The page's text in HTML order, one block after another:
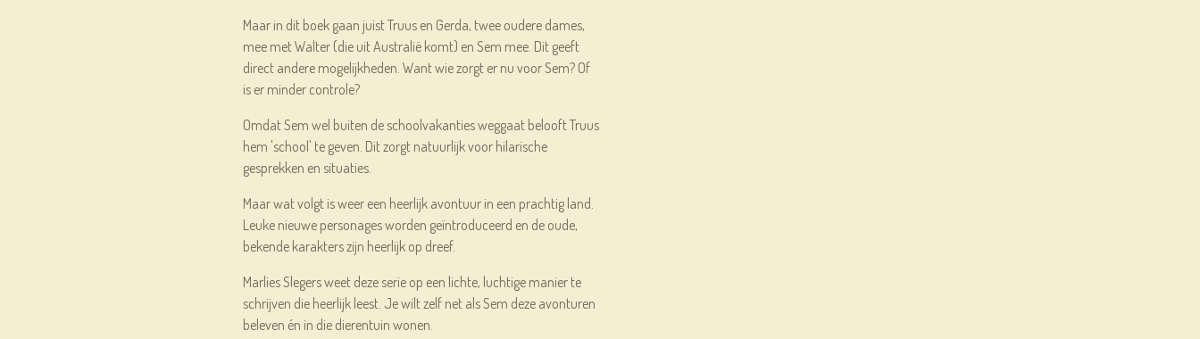
Maar in dit boek gaan juist Truus en Gerda, twee oudere dames,
mee met Walter (die uit Australië komt) en Sem mee. Dit geeft
direct andere mogelijkheden. Want wie zorgt er nu voor Sem? Of
is er minder controle?
Omdat Sem wel buiten de schoolvakanties weggaat belooft Truus
hem 'school' te geven. Dit zorgt natuurlijk voor hilarische
gesprekken en situaties.
Maar wat volgt is weer een heerlijk avontuur in een prachtig land.
Leuke nieuwe personages worden geïntroduceerd en de oude,
bekende karakters zijn heerlijk op dreef.
Marlies Slegers weet deze serie op een lichte, luchtige manier te
schrijven die heerlijk leest. Je wilt zelf net als Sem deze avonturen
beleven én in die dierentuin wonen.